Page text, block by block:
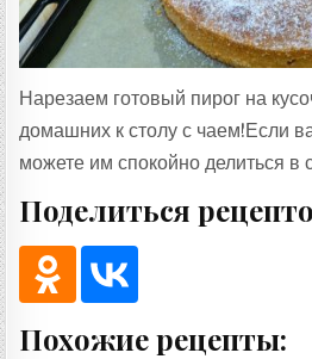
Нарезаем готовый пирог на
домашних к столу с чаем!Если
можете им спокойно делиться в
Поделиться
Похожие рецепты: